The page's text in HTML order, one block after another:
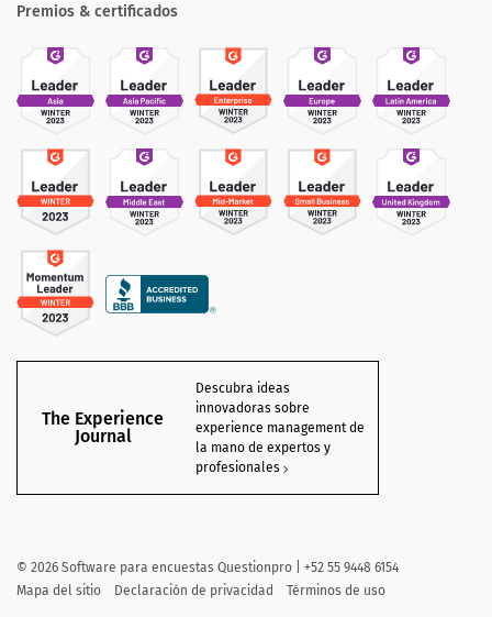
Premios & certificados
The Experience
Journal
Descubra ideas
innovadoras sobre
experience management de
la mano de expertos y
profesionales
© 2026 Software para encuestas Questionpro | +52 55 9448 6154
Mapa del sitio
Declaración de privacidad Términos de uso